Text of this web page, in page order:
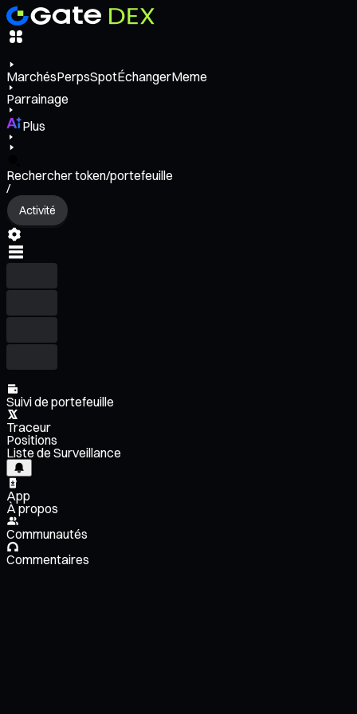
MarchésPerpsSpotÉchangerMeme
Parrainage
Plus
Rechercher token/portefeuille
/
Activité
Suivi de portefeuille
Traceur
Positions
Liste de Surveillance
App
À propos
Communautés
Commentaires